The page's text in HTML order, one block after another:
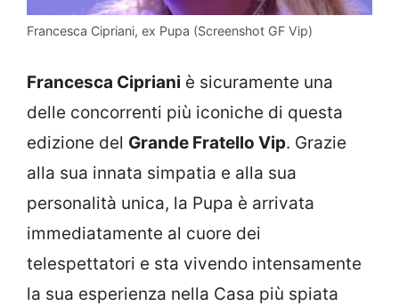
Francesca Cipriani, ex Pupa (Screenshot GF Vip)
Francesca Cipriani è sicuramente una
delle concorrenti più iconiche di questa
edizione del Grande Fratello Vip. Grazie
alla sua innata simpatia e alla sua
personalità unica, la Pupa è arrivata
immediatamente al cuore dei
telespettatori e sta vivendo intensamente
la sua esperienza nella Casa più spiata